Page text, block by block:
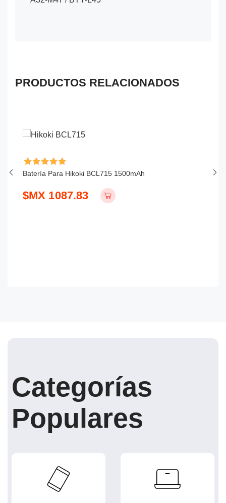
PRODUCTOS RELACIONADOS
Batería Para Hikoki BCL715 1500mAh
$MX 1087.83
Categorías
Populares